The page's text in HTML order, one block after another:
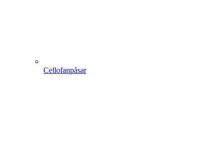
Cellofanpåsar